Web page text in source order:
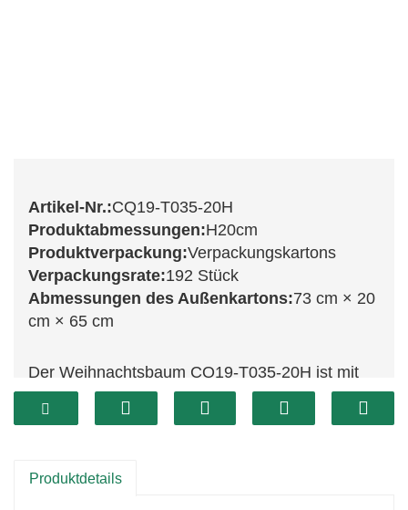
Artikel-Nr.:CQ19-T035-20H
Produktabmessungen:H20cm
Produktverpackung:Verpackungskartons
Verpackungsrate:192 Stück
Abmessungen des Außenkartons:73 cm × 20
cm × 65 cm
Der Weihnachtsbaum CQ19-T035-20H ist mit
einer Höhe von 22 cm eine charmante und
kompakte Alternative. Dieser kleine Baum
Schreibtische oder als dekoratives Element in
Produktdetails